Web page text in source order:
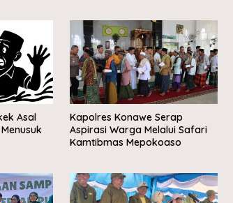
Asal
Kapolres Konawe Serap
Aspirasi Warga Melalui Safari
Kamtibmas Mepokoaso